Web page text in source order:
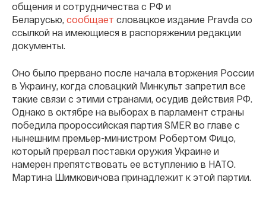
общения и сотрудничества с РФ и
Беларусью, сообщает словацкое издание Pravda со
ссылкой на имеющиеся в распоряжении редакции
документы.
Оно было прервано после начала вторжения России
в Украину, когда словацкий Минкульт запретил все
такие связи с этими странами, осудив действия РФ.
Однако в октябре на выборах в парламент страны
победила пророссийская партия SMER во главе с
нынешним премьер-министром Робертом Фицо,
который прервал поставки оружия Украине и
намерен препятствовать ее вступлению в НАТО.
Мартина Шимковичова принадлежит к этой партии.